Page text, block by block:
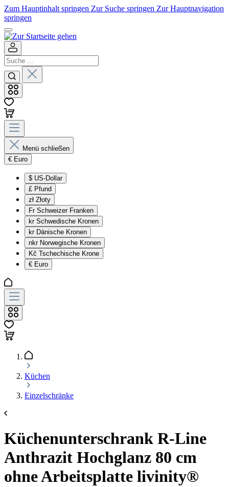
Zum Hauptinhalt springen Zur Suche springen Zur Hauptnavigation
springen
Menü schließen
€ Euro
$ US-Dollar
£ Pfund
zł Złoty
Fr Schweizer Franken
kr Schwedische Kronen
kr Dänische Kronen
nkr Norwegische Kronen
Kč Tschechische Krone
€ Euro
Küchen
Einzelschränke
Küchenunterschrank R-Line
Anthrazit Hochglanz 80 cm
ohne Arbeitsplatte livinity®